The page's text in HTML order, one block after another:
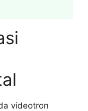
videotron